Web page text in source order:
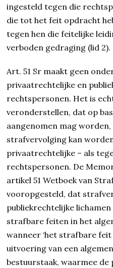
ingesteld tegen die
die tot het feit opdracht
tegen hen die feitelijke
verboden gedraging (lid 2).
Art. 51 Sr maakt geen
privaatrechtelijke en
rechtspersonen. Het is
veronderstellen, dat op
aangenomen mag
strafvervolging kan
privaatrechtelijke – als
rechtspersonen. De
artikel 51 Wetboek van
vooropgesteld, dat
publiekrechtelijke
strafbare feiten in het
wanneer ‘het strafbare
uitvoering van een
bestuurstaak, waarmee de